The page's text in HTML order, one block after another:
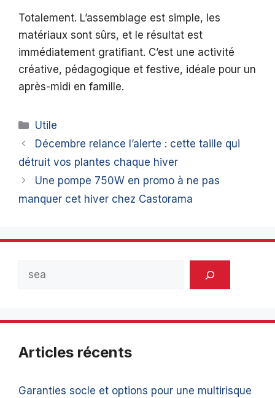
Totalement. L’assemblage est simple, les
matériaux sont sûrs, et le résultat est
immédiatement gratifiant. C’est une activité
créative, pédagogique et festive, idéale pour un
après-midi en famille.
Catégories
Utile
Décembre relance l’alerte : cette taille qui
détruit vos plantes chaque hiver
Une pompe 750W en promo à ne pas
manquer cet hiver chez Castorama
Articles récents
Garanties socle et options pour une multirisque